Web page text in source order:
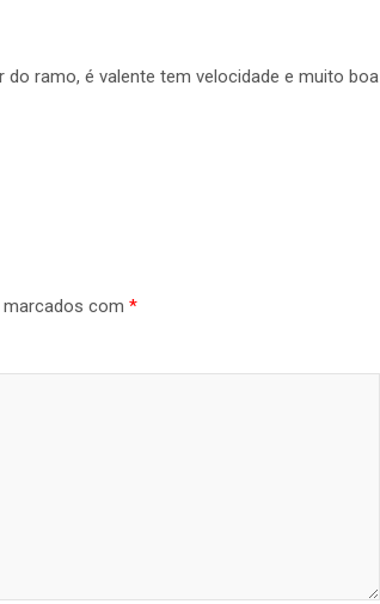
ramo, é valente tem velocidade e muito boa
com *